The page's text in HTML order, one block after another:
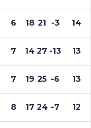
6 18 21 -3 14
7 14 27 -13 13
7 19 25 -6 13
8 17 24 -7 12